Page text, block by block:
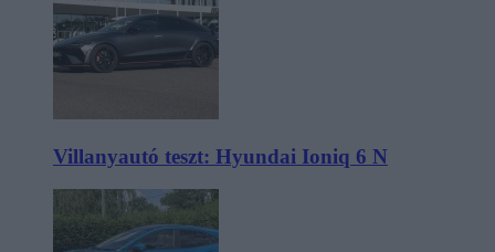
Villanyautó teszt: Hyundai Ioniq 6 N